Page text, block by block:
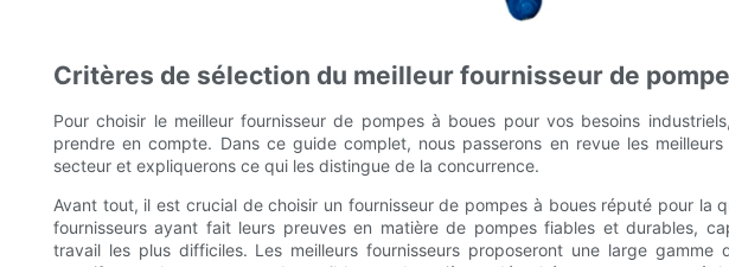
Critères de sélection du meilleur fournisseur de
Pour choisir le meilleur fournisseur de pompes à boues pour vos besoins
prendre en compte. Dans ce guide complet, nous passerons en revue les
secteur et expliquerons ce qui les distingue de la concurrence.
Avant tout, il est crucial de choisir un fournisseur de pompes à boues réputé pour la
fournisseurs ayant fait leurs preuves en matière de pompes fiables et durables,
travail les plus difficiles. Les meilleurs fournisseurs proposeront une large gamme